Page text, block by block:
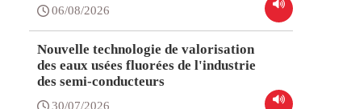
06/08/2026
Nouvelle technologie de valorisation
des eaux usées fluorées de l'industrie
des semi-conducteurs
30/07/2026